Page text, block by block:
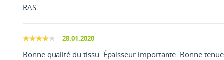
RAS
28.01.2020
Bonne qualité du tissu. Épaisseur importante. Bonne